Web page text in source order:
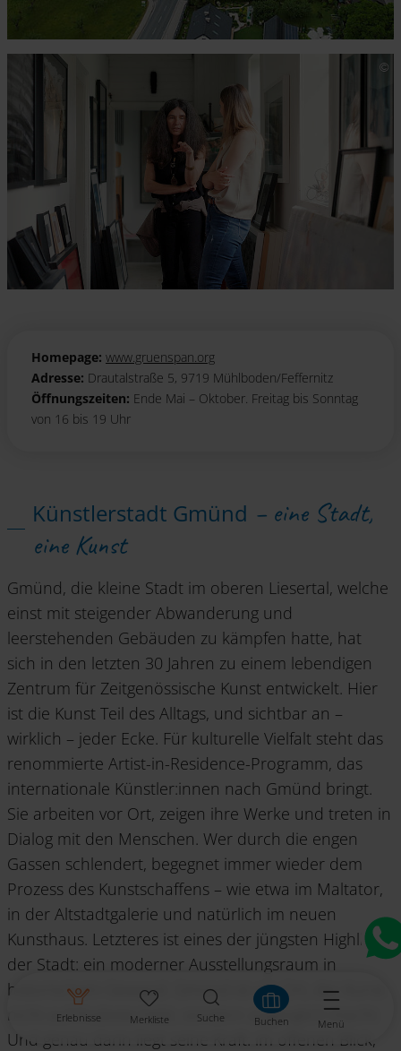
Erlebnisse Merkliste Suche Buchen Menü
Homepage: www.gruenspan.org
Adresse: Drautalstraße 5, 9719 Mühlboden/Feffernitz
Öffnungszeiten: Ende Mai – Oktober. Freitag bis Sonntag
von 16 bis 19 Uhr
Künstlerstadt Gmünd – eine Stadt,
eine Kunst
Gmünd, die kleine Stadt im oberen Liesertal, welche
einst mit steigender Abwanderung und
leerstehenden Gebäuden zu kämpfen hatte, hat
sich in den letzten 30 Jahren zu einem lebendigen
Zentrum für Zeitgenössische Kunst entwickelt. Hier
ist die Kunst Teil des Alltags, und sichtbar an –
wirklich – jeder Ecke. Für kulturelle Vielfalt steht das
renommierte Artist-in-Residence-Programm, das
internationale Künstler:innen nach Gmünd bringt.
Sie arbeiten vor Ort, zeigen ihre Werke und treten in
Dialog mit den Menschen. Wer durch die engen
Gassen schlendert, begegnet immer wieder dem
Prozess des Kunstschaffens – wie etwa im Maltator,
in der Altstadtgalerie und natürlich im neuen
Kunsthaus. Letzteres ist eines der jüngsten Highlights
der Stadt: ein moderner Ausstellungsraum in
historischem Gewand. Gmünd ist ein Ort, der Kunst
nicht auf Podeste hebt, sondern zugänglich macht.
Und genau darin liegt seine Kraft: im offenen Blick,